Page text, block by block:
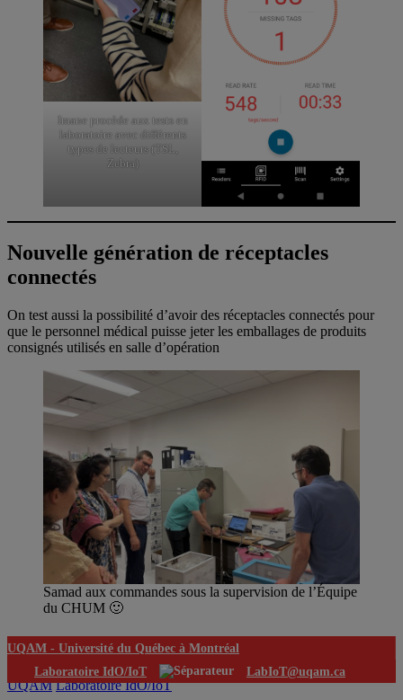
Imane procède aux tests en
laboratoire avec différents
types de lecteurs (TSL,
Zebra)
Nouvelle génération de réceptacles
connectés
On test aussi la possibilité d’avoir des réceptacles connectés pour
que le personnel médical puisse jeter les emballages de produits
consignés utilisés en salle d’opération
Samad aux commandes sous la supervision de l’Équipe
du CHUM 🙂
UQAM - Université du Québec à Montréal
Laboratoire IdO/IoT
LabIoT@uqam.ca
UQAM Laboratoire IdO/IoT